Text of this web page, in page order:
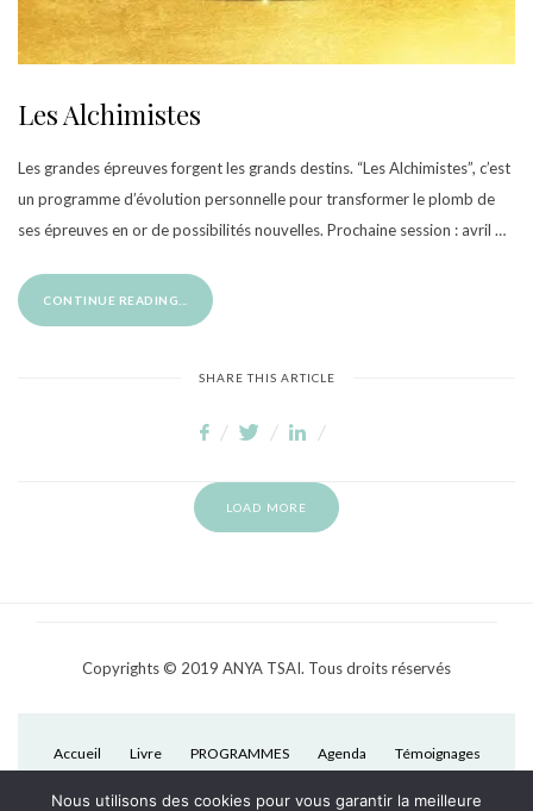
Les Alchimistes
Les grandes épreuves forgent les grands destins. “Les Alchimistes”, c’est
un programme d’évolution personnelle pour transformer le plomb de
ses épreuves en or de possibilités nouvelles. Prochaine session : avril …
CONTINUE READING...
SHARE THIS ARTICLE
LOAD MORE
Copyrights © 2019 ANYA TSAI. Tous droits réservés
Accueil Livre PROGRAMMES Agenda
Témoignages
Nous utilisons des cookies pour vous garantir la meilleure